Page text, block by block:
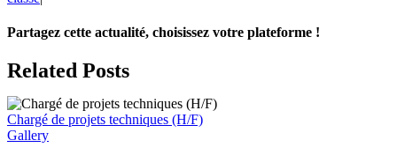
Partagez cette actualité, choisissez votre plateforme !
Facebook
X
LinkedIn
Tumblr
Email
Related Posts
Chargé de projets techniques (H/F)
Gallery